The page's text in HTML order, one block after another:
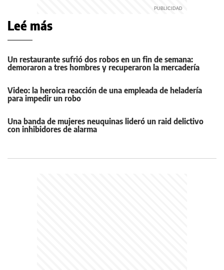
Leé más
Un restaurante sufrió dos robos en un fin de semana:
demoraron a tres hombres y recuperaron la mercadería
Video: la heroica reacción de una empleada de heladería
para impedir un robo
Una banda de mujeres neuquinas lideró un raid delictivo
con inhibidores de alarma